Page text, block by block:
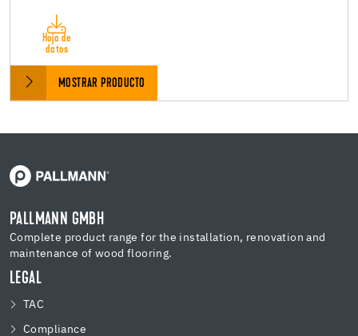
Hoja de
datos
MOSTRAR PRODUCTO
PALLMANN GMBH
Complete product range for the installation, renovation and
maintenance of wood flooring.
LEGAL
TAC
Compliance